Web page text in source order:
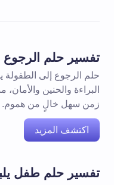
تفسير حلم الرجوع
حلم الرجوع إلى الطفولة
البراءة والحنين والأمان،
زمن سهل خالٍ من
اكتشف المزيد
تفسير حلم طفل